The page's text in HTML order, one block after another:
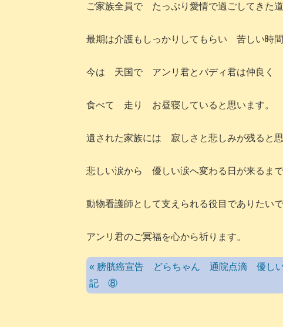
ご家族全員で たっぷり愛情で過ごしてきた道
最期は介護もしっかりしてもらい 苦しい時間
今は 天国で アンリ君とバディ君は仲良く
食べて 走り お昼寝していると思います。
遺された家族には 寂しさと悲しみが残ると
悲しい涙から 優しい涙へ変わる日が来るまで
動物看護師として支えられる役目でありたいで
アンリ君のご冥福を心から祈ります。
« 膀胱癌宣告 どらちゃん 通院点滴 優しい
記 ⑧